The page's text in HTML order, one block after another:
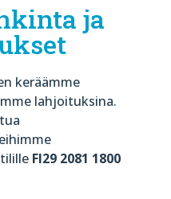
ja
keräämme
lahjoituksina.
FI29 2081 1800